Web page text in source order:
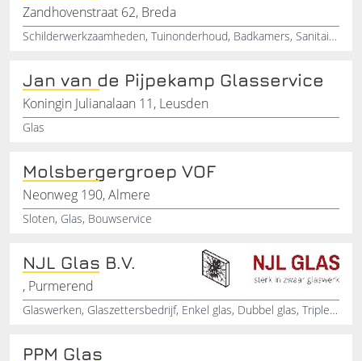
Zandhovenstraat 62, Breda
Schilderwerkzaamheden, Tuinonderhoud, Badkamers, Sanitair, Deur reparaties, Houtrot reparatie, Betonverf, Balkon verven, IJzer schilderwerkzaamheden, Binnen- en buiten schilderen
Jan van de Pijpekamp Glasservice
Koningin Julianalaan 11, Leusden
Glas
Molsbergergroep VOF
Neonweg 190, Almere
Sloten, Glas, Bouwservice
NJL Glas B.V.
, Purmerend
Glaswerken, Glaszettersbedrijf, Enkel glas, Dubbel glas, Triple glas, Isolatieglas, Glas-in-lood, Glasschade herstel, Glasservice
PPM Glas